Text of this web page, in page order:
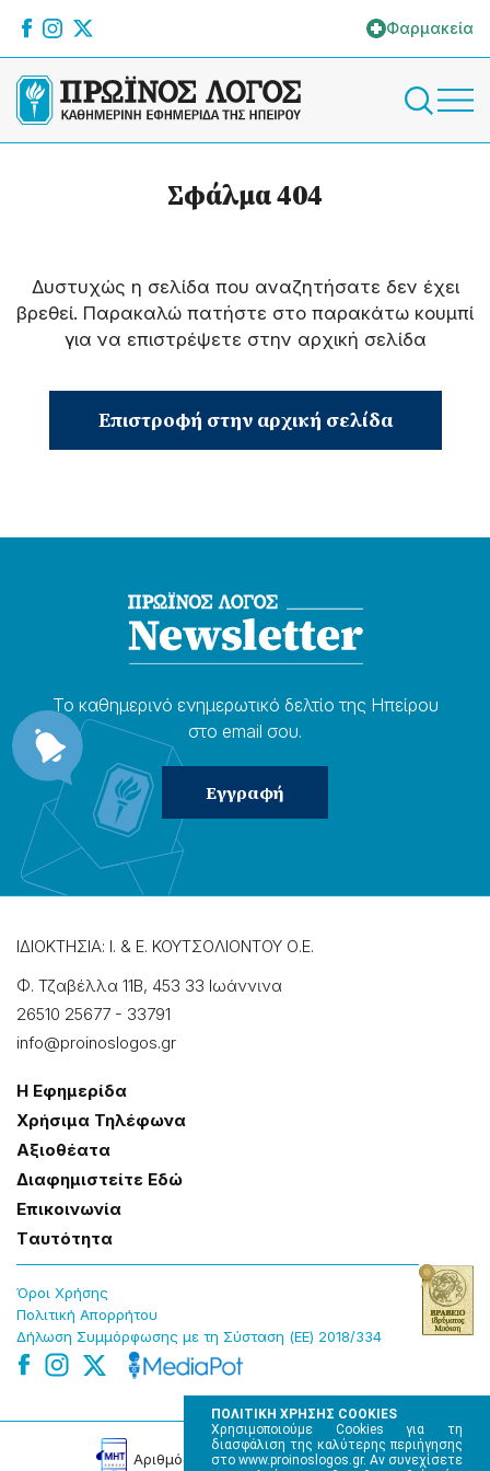
ΠΟΛΙΤΙΚΗ ΧΡΗΣΗΣ COOKIES
Χρησιμοποιούμε Cookies για τη
διασφάλιση της καλύτερης περιήγησης
στο www.proinoslogos.gr. Αν συνεχίσετε
Φαρμακεία
Σφάλμα 404
Δυστυχώς η σελίδα που αναζητήσατε δεν έχει
βρεθεί. Παρακαλώ πατήστε στο παρακάτω κουμπί
για να επιστρέψετε στην αρχική σελίδα
Επιστροφή στην αρχική σελίδα
Το καθημερɩνό ενημερωτɩκό δελτίο της Ηπείρου
στο email σου.
ΙΔΙΟΚΤΗΣΙΑ: Ι. & Ε. ΚΟΥΤΣΟΛΙΟΝΤΟΥ Ο.Ε.
Φ. Τζαβέλλα 11Β, 453 33 Ιωάννɩνα
26510 25677 - 33791
info@proinoslogos.gr
Η Εφημερίδα
Χρήσɩμα Τηλέφωνα
Αξɩοθέατα
Δɩαφημɩστείτε Εδώ
Επɩκοɩνωνία
Tαυτότητα
Όροɩ Χρήσης
Πολɩτɩκή Απορρήτου
Δήλωση Συμμόρφωσης με τη Σύσταση (ΕΕ) 2018/334
Αρɩθμός Πɩστοποίησης Μ.Η.Τ. 220242